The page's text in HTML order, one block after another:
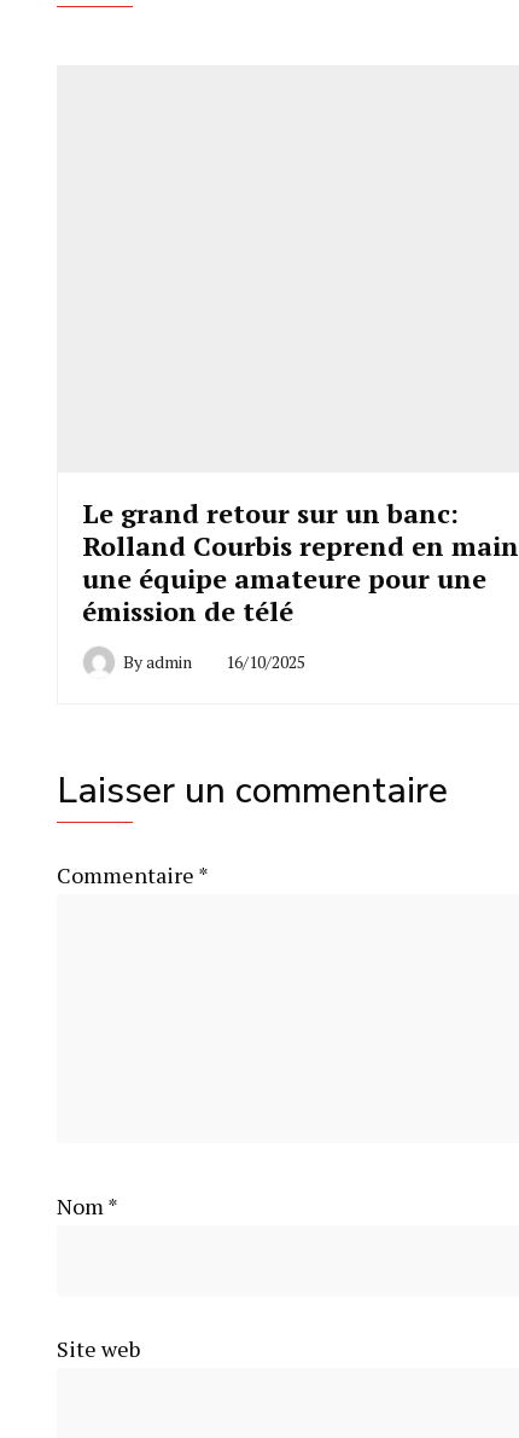
Le grand retour sur un banc:
Rolland Courbis reprend en main
une équipe amateure pour une
émission de télé
Byadmin 16/10/2025
Laisser un commentaire
Commentaire *
Nom*
Site web